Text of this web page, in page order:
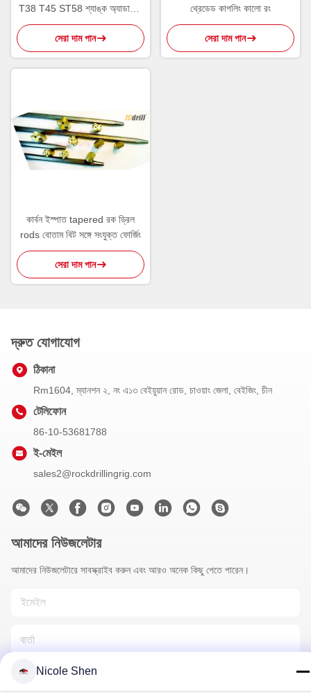
T38 T45 ST58 শ্যাঙ্ক অ্যাডাপ্টার
কার্বন ইস্পাত
সেরা দাম পান
থ্রেডেড কাপলিং কালো রং
সেরা দাম পান
কার্বন ইস্পাত tapered রক ড্রিল
rods বোতাম বিট সঙ্গে সংযুক্ত ফোর্জিং
সেরা দাম পান
দ্রুত যোগাযোগ
ঠিকানা
Rm1604, ম্যানশন ২, নং এ১৩ বেইয়ুয়ান রোড, চাওয়াং জেলা, বেইজিং, চীন
টেলিফোন
86-10-53681788
ই-মেইল
sales2@rockdrillingrig.com
আমাদের নিউজলেটার
আমাদের নিউজলেটারে সাবস্ক্রাইব করুন এবং আরও অনেক কিছু পেতে পারেন।
Nicole Shen